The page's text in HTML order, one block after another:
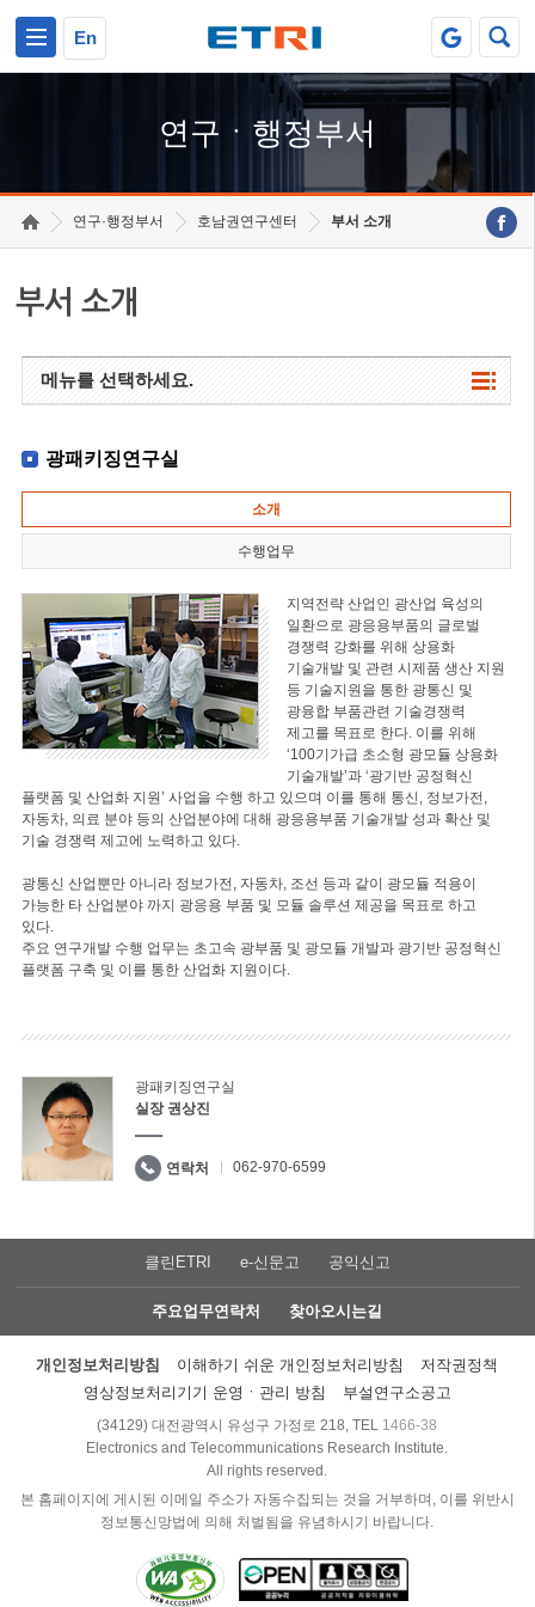
En
연구ㆍ행정부서
연구·행정부서 호남권연구센터 부서 소개
부서 소개
메뉴를 선택하세요.
광패키징연구실
소개
수행업무
지역전략 산업인 광산업 육성의
일환으로 광응용부품의 글로벌
경쟁력 강화를 위해 상용화
기술개발 및 관련 시제품 생산 지원
등 기술지원을 통한 광통신 및
광융합 부품관련 기술경쟁력
제고를 목표로 한다. 이를 위해
‘100기가급 초소형 광모듈 상용화
기술개발’과 ‘광기반 공정혁신
플랫폼 및 산업화 지원’ 사업을 수행 하고 있으며 이를 통해 통신, 정보가전,
자동차, 의료 분야 등의 산업분야에 대해 광응용부품 기술개발 성과 확산 및
기술 경쟁력 제고에 노력하고 있다.
광통신 산업뿐만 아니라 정보가전, 자동차, 조선 등과 같이 광모듈 적용이
가능한 타 산업분야 까지 광응용 부품 및 모듈 솔루션 제공을 목표로 하고
있다.
주요 연구개발 수행 업무는 초고속 광부품 및 광모듈 개발과 광기반 공정혁신
플랫폼 구축 및 이를 통한 산업화 지원이다.
광패키징연구실
실장 권상진
연락처 062-970-6599
클린ETRI e-신문고 공익신고
주요업무연락처 찾아오시는길
개인정보처리방침 이해하기 쉬운 개인정보처리방침
저작권정책
영상정보처리기기 운영ㆍ관리 방침
부설연구소공고
(34129) 대전광역시 유성구 가정로 218, TEL 1466-38
Electronics and Telecommunications Research Institute.
All rights reserved.
본 홈페이지에 게시된 이메일 주소가 자동수집되는 것을 거부하며, 이를 위반시
정보통신망법에 의해 처벌됨을 유념하시기 바랍니다.